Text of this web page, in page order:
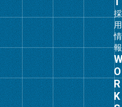
採
用
情
報
ク
グ
ル
ー
プ